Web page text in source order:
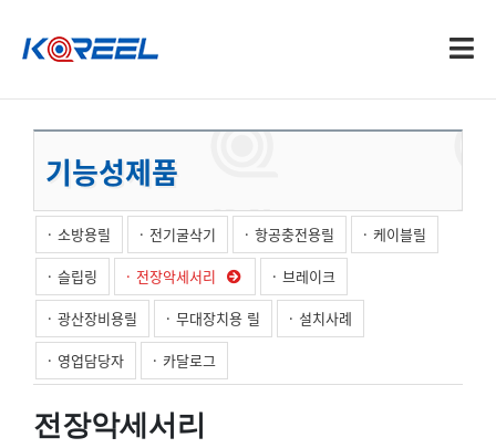
기능성제품
소방용릴 전기굴삭기 항공충전용릴
케이블릴
슬립링
전장악세서리
브레이크
광산장비용릴
무대장치용 릴
설치사례
영업담당자
카달로그
전장악세서리